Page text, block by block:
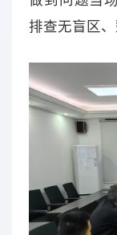
排查无盲区、